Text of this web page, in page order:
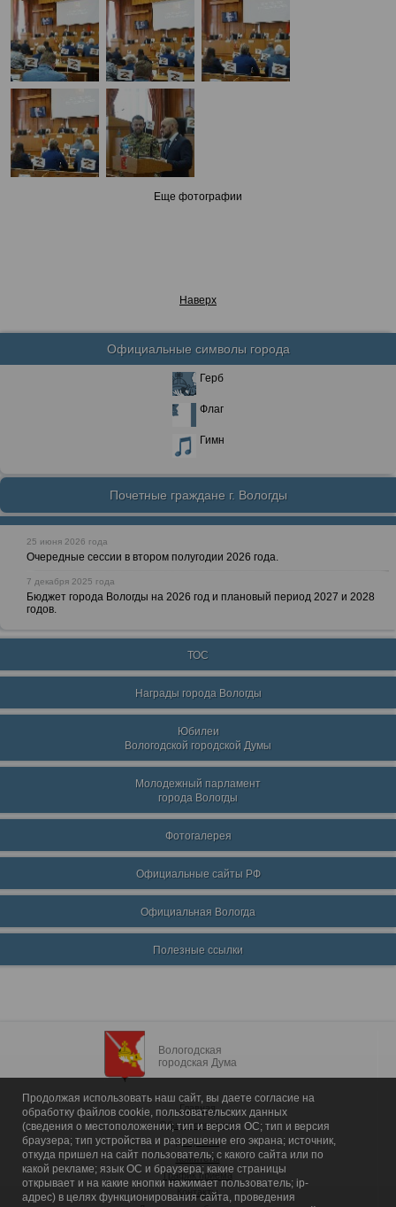
Еще фотографии
Наверх
Официальные символы города
Герб
Флаг
Гимн
Почетные граждане г. Вологды
25 июня 2026 года
Очередные сессии в втором полугодии 2026 года.
7 декабря 2025 года
Бюджет города Вологды на 2026 год и плановый период 2027 и 2028
годов.
ТОС
Награды города Вологды
Юбилеи
Вологодской городской Думы
Молодежный парламент
города Вологды
Фотогалерея
Официальные сайты РФ
Официальная Вологда
Полезные ссылки
Вологодская
городская Дума
Главная
Общие сведения
Депутаты
Комитеты
График приема
Контакты
Продолжая использовать наш сайт, вы даете согласие на
обработку файлов cookie, пользовательских данных
(сведения о местоположении; тип и версия ОС; тип и версия
браузера; тип устройства и разрешение его экрана; источник,
откуда пришел на сайт пользователь; с какого сайта или по
какой рекламе; язык ОС и браузера; какие страницы
открывает и на какие кнопки нажимает пользователь; ip-
адрес) в целях функционирования сайта, проведения